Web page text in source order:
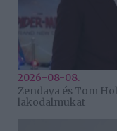
2026-08-08.
Zendaya és Tom
lakodalmukat